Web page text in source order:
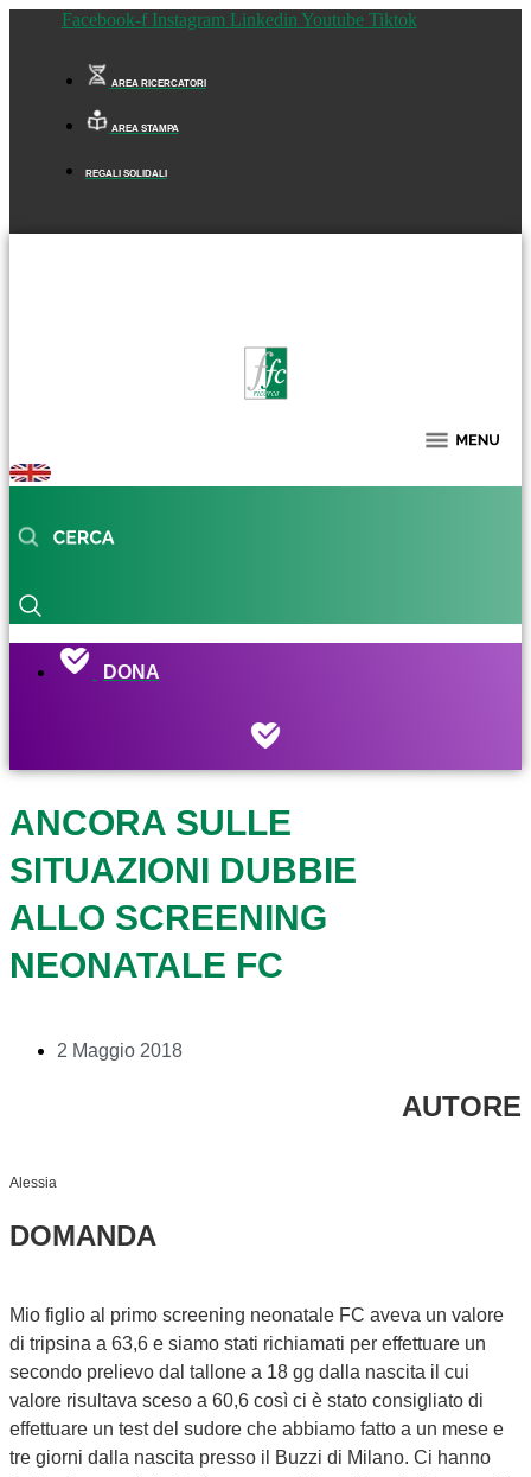
Facebook-f Instagram Linkedin Youtube Tiktok
AREA RICERCATORI
AREA STAMPA
REGALI SOLIDALI
DONA
ANCORA SULLE
SITUAZIONI DUBBIE
ALLO SCREENING
NEONATALE FC
2 Maggio 2018
AUTORE
Alessia
DOMANDA
Mio figlio al primo screening neonatale FC aveva un valore
di tripsina a 63,6 e siamo stati richiamati per effettuare un
secondo prelievo dal tallone a 18 gg dalla nascita il cui
valore risultava sceso a 60,6 così ci è stato consigliato di
effettuare un test del sudore che abbiamo fatto a un mese e
tre giorni dalla nascita presso il Buzzi di Milano. Ci hanno